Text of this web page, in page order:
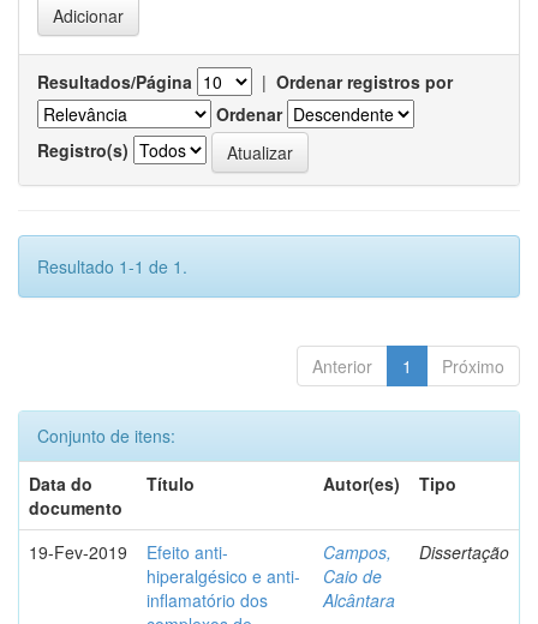
Resultados/Página | Ordenar registros por
Ordenar
Registro(s)
Resultado 1-1 de 1.
Anterior 1 Próximo
Conjunto de itens:
Data do
documento
Título Autor(es) Tipo
19-Fev-2019
Efeito anti-
hiperalgésico e anti-
inflamatório dos
Campos,
Caio de
Alcântara
Dissertação